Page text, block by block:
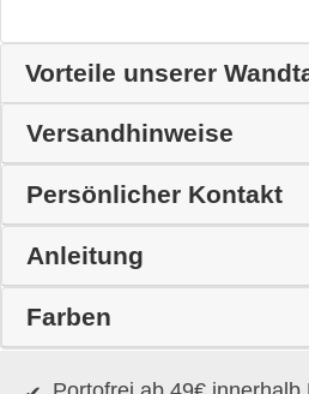
Vorteile unserer
Versandhinweise
Persönlicher Kontakt
Anleitung
Farben